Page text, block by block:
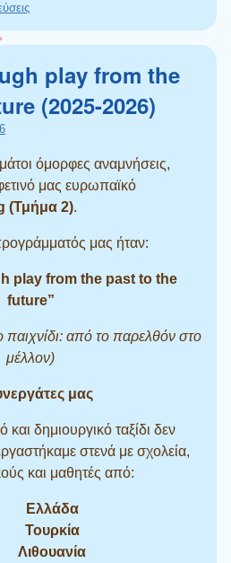
play from the
(2025-2026)
όμορφες αναμνήσεις,
μας ευρωπαϊκό
(Τμήμα 2).
μας ήταν:
play from the past to the
future”
από το παρελθόν στο
μέλλον)
μας
δημιουργικό ταξίδι δεν
στενά με σχολεία,
και μαθητές από:
Ελλάδα
Τουρκία
Λιθουανία